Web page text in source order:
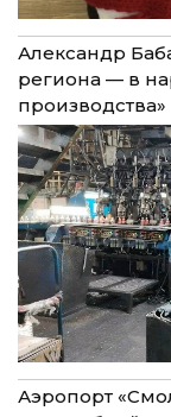
Александр
региона — в
производства»
Аэропорт